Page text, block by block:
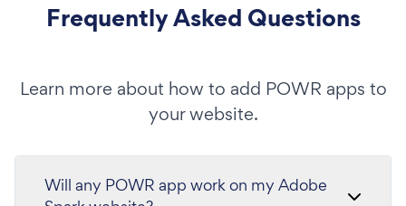
Frequently Asked Questions
Learn more about how to add POWR apps to
your website.
Will any POWR app work on my Adobe